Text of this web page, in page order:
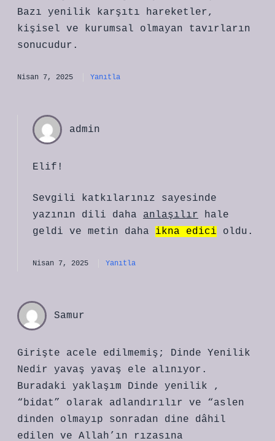
Bazı yenilik karşıtı hareketler,
kişisel ve kurumsal olmayan tavırların
sonucudur.
Nisan 7, 2025 Yanıtla
admin
Elif!
Sevgili katkılarınız sayesinde
yazının dili daha anlaşılır hale
geldi ve metin daha ikna edici oldu.
Nisan 7, 2025 Yanıtla
Samur
Girişte acele edilmemiş; Dinde Yenilik
Nedir yavaş yavaş ele alınıyor.
Buradaki yaklaşım Dinde yenilik ,
“bidat” olarak adlandırılır ve “aslen
dinden olmayıp sonradan dine dâhil
edilen ve Allah’ın rızasına